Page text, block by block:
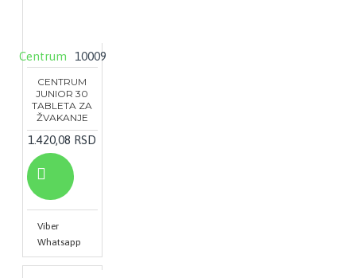
Centrum 10009
CENTRUM
JUNIOR 30
TABLETA ZA
ŽVAKANJE
1.420,08 RSD
Viber
Whatsapp